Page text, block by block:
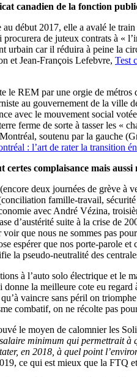
canadien de la fonction
début 2017, elle a avalé le
de juteux contrats à «
urbain car il réduira à peine la
et Jean-François Lefebvre, Test
le REM par une orgie de
au gouvernement de la
avec le mouvement social
ferme de sorte à tasser les
soutenu par la gauche
: l’art de rater la transition
complaisance mais aussi
deux journées de grève à
famille-travail,
avec André Vézina,
d’austérité suite à la crise de
que nous ne sommes pas
espérer que nos porte-parole
la pseudo-neutralité des
à l’auto solo électrique et le
la meilleure cote eu
vaincre sans péril on
combatif, on ne récolte pas
le moyen de calomnier les
minimum qui permettrait
en 2018, à quel point
ce qui est mieux que la FTQ